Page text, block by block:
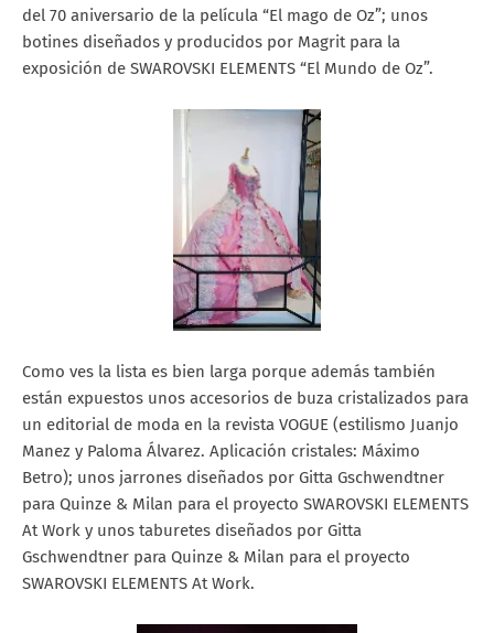
del 70 aniversario de la película “El mago de Oz”; unos
botines diseñados y producidos por Magrit para la
exposición de SWAROVSKI ELEMENTS “El Mundo de Oz”.
Como ves la lista es bien larga porque además también
están expuestos unos accesorios de buza cristalizados para
un editorial de moda en la revista VOGUE (estilismo Juanjo
Manez y Paloma Álvarez. Aplicación cristales: Máximo
Betro); unos jarrones diseñados por Gitta Gschwendtner
para Quinze & Milan para el proyecto SWAROVSKI ELEMENTS
At Work y unos taburetes diseñados por Gitta
Gschwendtner para Quinze & Milan para el proyecto
SWAROVSKI ELEMENTS At Work.